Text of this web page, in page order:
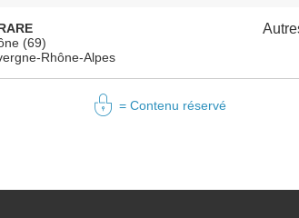
(69)
Rhône-Alpes
= Contenu réservé